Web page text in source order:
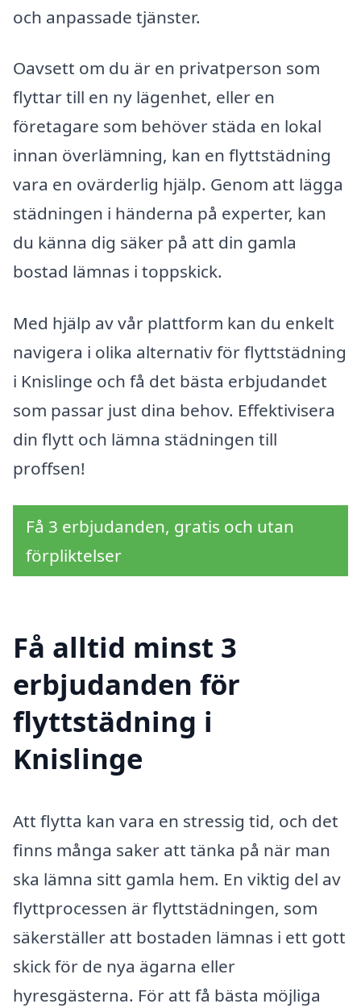
och anpassade tjänster.
Oavsett om du är en privatperson som
flyttar till en ny lägenhet, eller en
företagare som behöver städa en lokal
innan överlämning, kan en flyttstädning
vara en ovärderlig hjälp. Genom att lägga
städningen i händerna på experter, kan
du känna dig säker på att din gamla
bostad lämnas i toppskick.
Med hjälp av vår plattform kan du enkelt
navigera i olika alternativ för flyttstädning
i Knislinge och få det bästa erbjudandet
som passar just dina behov. Effektivisera
din flytt och lämna städningen till
proffsen!
Få 3 erbjudanden, gratis och utan
förpliktelser
Få alltid minst 3
erbjudanden för
flyttstädning i
Knislinge
Att flytta kan vara en stressig tid, och det
finns många saker att tänka på när man
ska lämna sitt gamla hem. En viktig del av
flyttprocessen är flyttstädningen, som
säkerställer att bostaden lämnas i ett gott
skick för de nya ägarna eller
hyresgästerna. För att få bästa möjliga